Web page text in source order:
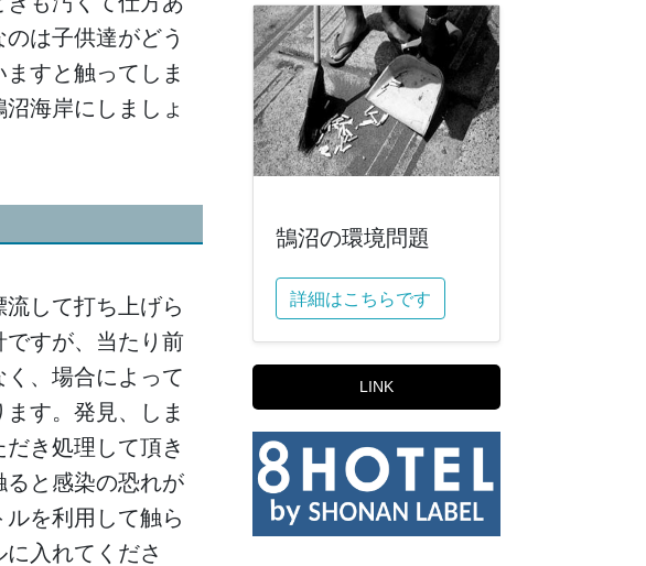
は子供達がどう
すと触ってしま
海岸にしましょ
して打ち上げら
すが、当たり前
、場合によって
す。発見、しま
き処理して頂き
と感染の恐れが
を利用して触ら
入れてくださ
鵠沼の環境問題
詳細はこちらです
LINK